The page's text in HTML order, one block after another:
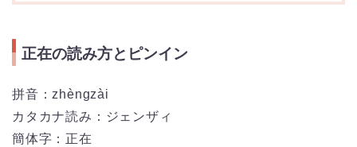
正在の読み方とピンイン
拼音： zhèngzài
カタカナ読み：ジェンザィ
簡体字：正在